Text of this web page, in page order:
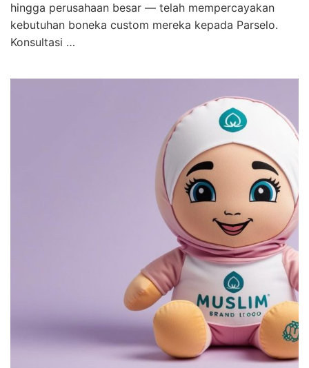
hingga perusahaan besar — telah mempercayakan
kebutuhan boneka custom mereka kepada Parselo.
Konsultasi …